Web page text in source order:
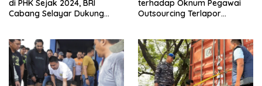
di PHK Sejak 2024, BRI
Cabang Selayar Dukung
terhadap Oknum Pegawai
Outsourcing Terlapor